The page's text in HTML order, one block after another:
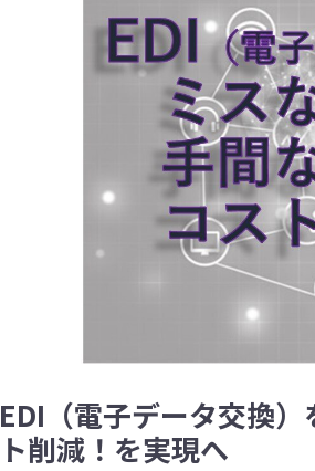
EDI（電子データ交換
ト削減！を実現へ